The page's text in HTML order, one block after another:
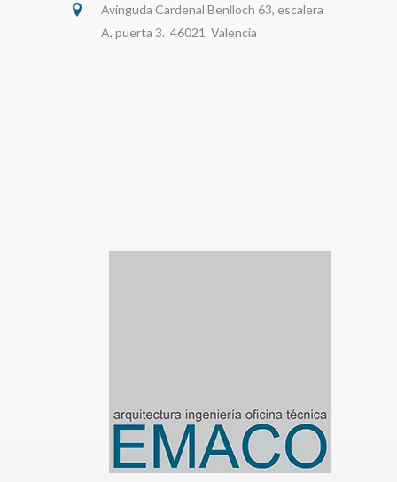
Avinguda Cardenal Benlloch 63, escalera
A, puerta 3. 46021 Valencia